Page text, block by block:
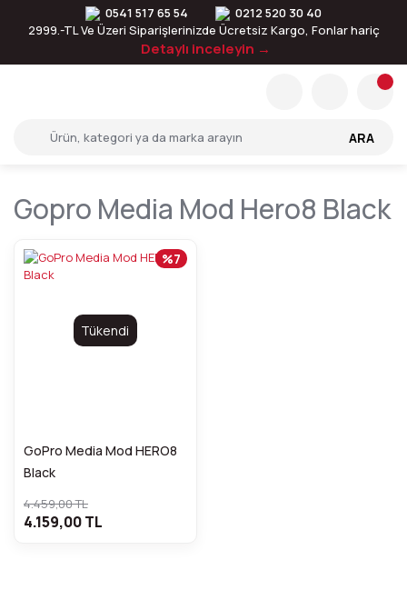
0541 517 65 54
0212 520 30 40
2999.-TL Ve Üzeri Siparişlerinizde Ücretsiz Kargo, Fonlar hariç
Detaylı inceleyin →
ARA
Gopro Media Mod Hero8 Black
Tükendi
GoPro Media Mod HERO8
Black
%7
4.459,00 TL
4.159,00 TL